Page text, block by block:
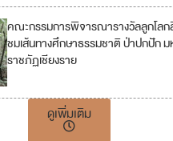
คณะกรรมการพิจารณารางวัลลูกโลก
ชมเส้นทางศึกษาธรรมชาติ ป่าปกปัก
ราชภัฏเชียงราย
ดูเพิ่มเติม